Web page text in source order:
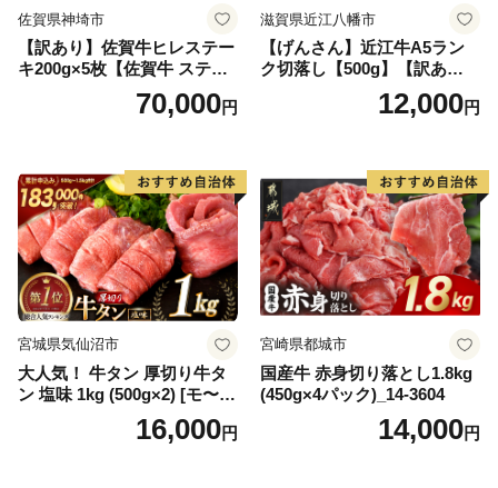
佐賀県神埼市
【訳あり】佐賀牛ヒレステー
キ200g×5枚【佐賀牛 ステー
キ ブランド肉 ヒレ肉 フィレ
肉 ジューシー ヘルシー】(H0
70,000円
滋賀県近江八幡市
【げんさん】近江牛A5ラン
ク切落し【500g】【訳あり】
12,000円
宮城県気仙沼市
大人気！ 牛タン 厚切り牛タ
ン 塩味 1kg (500g×2) [モ〜ラ
ンド 宮城県 気仙沼市 205646
60] 肉 牛肉 精肉 牛たん 牛タ
16,000円
宮崎県都城市
国産牛 赤身切り落とし1.8kg
(450g×4パック)_14-3604
14,000円